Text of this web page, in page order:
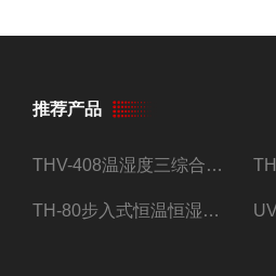
推荐产品
THV-408温湿度三综合试验箱
TH-80步入式恒温恒湿试验房